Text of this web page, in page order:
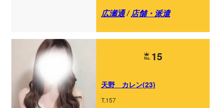
広瀬通/店舗・派遣
15
天野 カレン(23)
T.157